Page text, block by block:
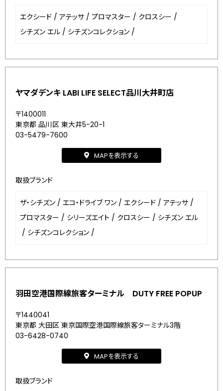
エクシード / アテッサ / プロマスター / クロスシー /
シチズン エル / シチズンコレクション /
ヤマダデンキ LABI LIFE SELECT品川大井町店
〒1400011
東京都 品川区 東大井5-20-1
03-5479-7600
MAPを表示する
取扱ブランド
ザ・シチズン / エコ・ドライブ ワン / エクシード / アテッサ /
プロマスター / シリーズエイト / クロスシー / シチズン エル
/ シチズンコレクション /
羽田空港国際線旅客ターミナル DUTY FREE POPUP
〒1440041
東京都 大田区 東京国際空港国際線旅客ターミナル3階
03-6428-0740
MAPを表示する
取扱ブランド